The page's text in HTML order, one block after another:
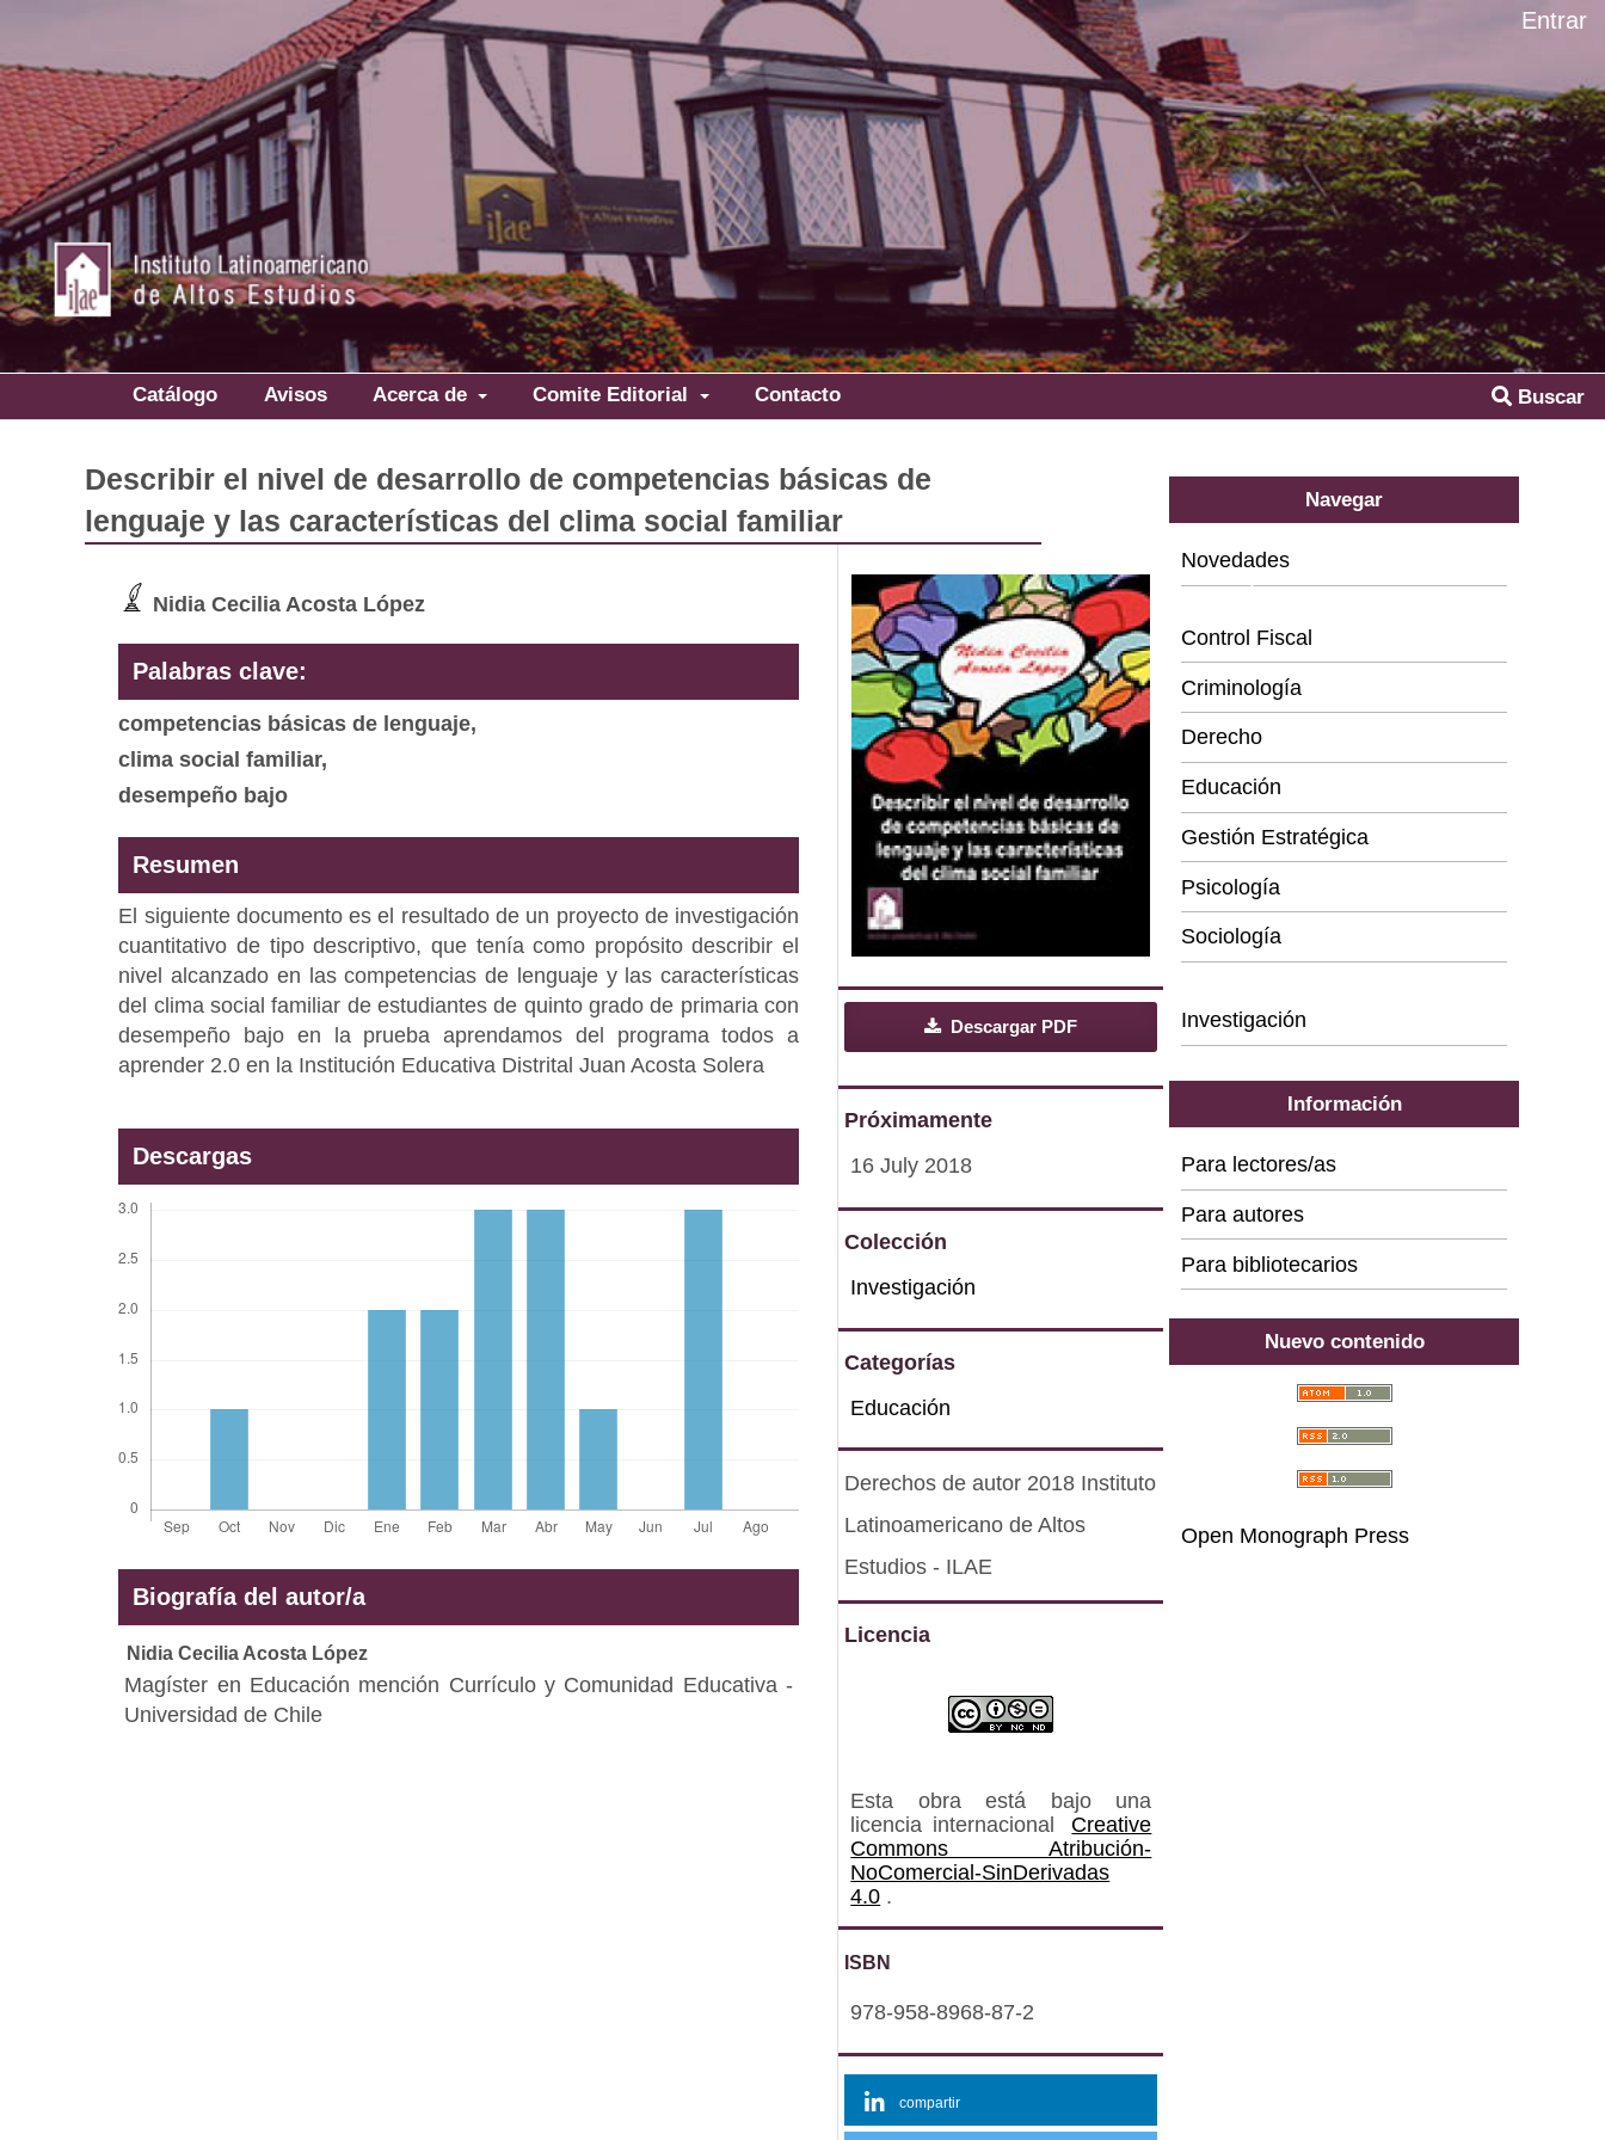
Catálogo Avisos Acerca de Comite Editorial Contacto Buscar
Entrar
Describir el nivel de desarrollo de competencias básicas de
lenguaje y las características del clima social familiar
Nidia Cecilia Acosta López
Palabras clave:
competencias básicas de lenguaje,
clima social familiar,
desempeño bajo
Resumen
El siguiente documento es el resultado de un proyecto de investigación
cuantitativo de tipo descriptivo, que tenía como propósito describir el
nivel alcanzado en las competencias de lenguaje y las características
del clima social familiar de estudiantes de quinto grado de primaria con
desempeño bajo en la prueba aprendamos del programa todos a
aprender 2.0 en la Institución Educativa Distrital Juan Acosta Solera
Descargas
Biografía del autor/a
Nidia Cecilia Acosta López
Magíster en Educación mención Currículo y Comunidad Educativa -
Universidad de Chile
Descargar PDF
Próximamente
16 July 2018
Colección
Investigación
Categorías
Educación
Derechos de autor 2018 Instituto
Latinoamericano de Altos
Estudios - ILAE
Licencia
Esta obra está bajo una
licencia internacional
Creative
Commons Atribución-
NoComercial-SinDerivadas
4.0 .
ISBN
978-958-8968-87-2
compartir
Navegar
Novedades
Categorías
Control Fiscal
Criminología
Derecho
Educación
Gestión Estratégica
Psicología
Sociología
Investigación
Información
Para lectores/as
Para autores
Para bibliotecarios
Nuevo contenido
Open Monograph Press